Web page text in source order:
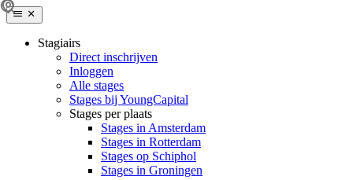
Stagiairs
Direct inschrijven
Inloggen
Alle stages
Stages bij YoungCapital
Stages per plaats
Stages in Amsterdam
Stages in Rotterdam
Stages op Schiphol
Stages in Groningen